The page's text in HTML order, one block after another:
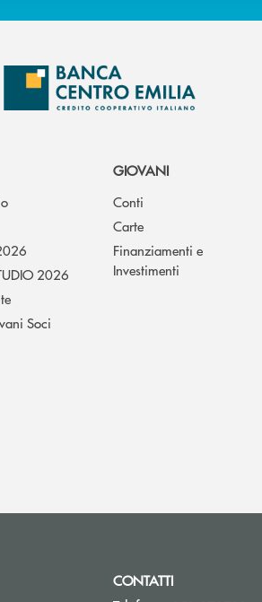
2026
Soci
GIOVANI
Conti
Carte
Finanziamenti e
Investimenti
CONTATTI